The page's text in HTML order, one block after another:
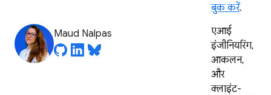
बुक करें.
Maud Nalpas
एआई
इंजीनियरिंग,
आकलन,
और
क्लाइंट-